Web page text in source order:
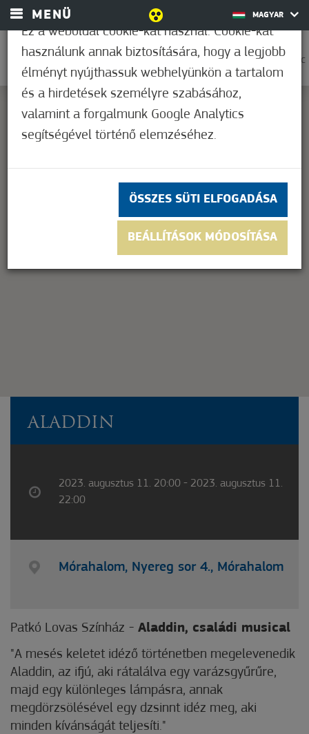
MENÜ MAGYAR
0
37,2°C
This page can't load Google Maps correctly.
Do you own this website? OK
ALADDIN
2023. augusztus 11. 20:00 - 2023. augusztus 11.
22:00
Mórahalom, Nyereg sor 4., Mórahalom
Patkó Lovas Színház - Aladdin, családi musical
"A mesés keletet idéző történetben megelevenedik
Aladdin, az ifjú, aki rátalálva egy varázsgyűrűre,
majd egy különleges lámpásra, annak
megdörzsölésével egy dzsinnt idéz meg, aki
minden kívánságát teljesíti."
Ez a weboldal cookie-kat használ. Cookie-kat
használunk annak biztosítására, hogy a legjobb
élményt nyújthassuk webhelyünkön a tartalom
és a hirdetések személyre szabásához,
valamint a forgalmunk Google Analytics
segítségével történő elemzéséhez.
ÖSSZES SÜTI ELFOGADÁSA
BEÁLLÍTÁSOK MÓDOSÍTÁSA